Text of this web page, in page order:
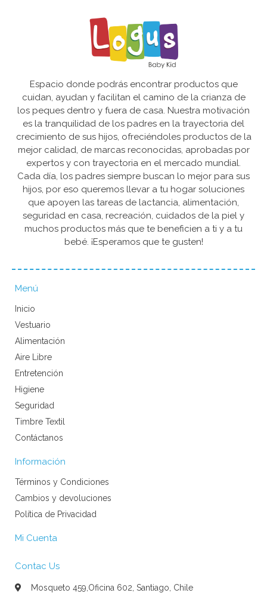
Espacio donde podrás encontrar productos que
cuidan, ayudan y facilitan el camino de la crianza de
los peques dentro y fuera de casa. Nuestra motivación
es la tranquilidad de los padres en la trayectoria del
crecimiento de sus hijos, ofreciéndoles productos de la
mejor calidad, de marcas reconocidas, aprobadas por
expertos y con trayectoria en el mercado mundial.
Cada día, los padres siempre buscan lo mejor para sus
hijos, por eso queremos llevar a tu hogar soluciones
que apoyen las tareas de lactancia, alimentación,
seguridad en casa, recreación, cuidados de la piel y
muchos productos más que te beneficien a ti y a tu
bebé. ¡Esperamos que te gusten!
Menú
Inicio
Vestuario
Alimentación
Aire Libre
Entretención
Higiene
Seguridad
Timbre Textil
Contáctanos
Información
Términos y Condiciones
Cambios y devoluciones
Política de Privacidad
Mi Cuenta
Contac Us
Mosqueto 459,Oficina 602, Santiago, Chile